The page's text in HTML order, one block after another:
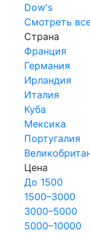
Dow's
Смотреть
Страна
Франция
Германия
Ирландия
Италия
Куба
Мексика
Португалия
Цена
До 1500
1500–3000
3000–5000
5000–10000